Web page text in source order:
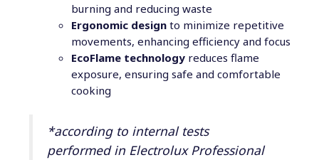
burning and reducing waste
Ergonomic design to minimize repetitive
movements, enhancing efficiency and focus
EcoFlame technology reduces flame
exposure, ensuring safe and comfortable
cooking
*according to internal tests
performed in Electrolux Professional